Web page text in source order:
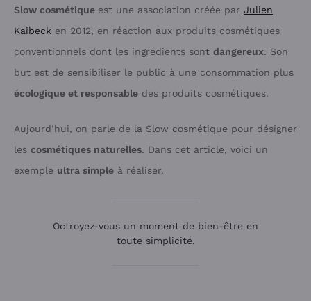
Slow cosmétique est une association créée par Julien
Kaibeck en 2012, en réaction aux produits cosmétiques
conventionnels dont les ingrédients sont dangereux. Son
but est de sensibiliser le public à une consommation plus
écologique et responsable des produits cosmétiques.
Aujourd’hui, on parle de la Slow cosmétique pour désigner
les cosmétiques naturelles. Dans cet article, voici un
exemple ultra simple à réaliser.
Octroyez-vous un moment de bien-être en
toute simplicité.